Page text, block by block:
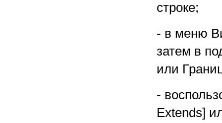
строке;
- в меню
затем в
или
-
Extends]